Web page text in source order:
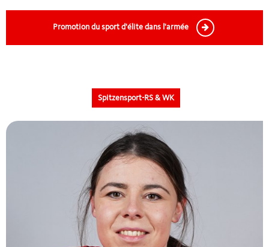
Promotion du sport d'élite dans l'armée
Spitzensport-RS & WK